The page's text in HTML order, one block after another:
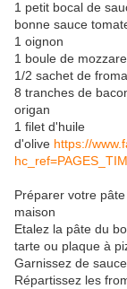
1 petit bocal de
bonne sauce
1 oignon
1 boule de
1/2 sachet de
8 tranches de
origan
1 filet d'huile
d'olive https://
Préparer votre
maison
Etalez la pâte du
tarte ou plaque à
Garnissez de
Répartissez les